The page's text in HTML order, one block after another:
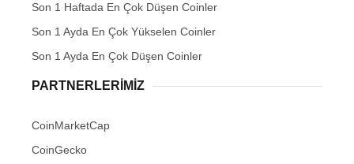
Son 1 Haftada En Çok Düşen Coinler
Son 1 Ayda En Çok Yükselen Coinler
Son 1 Ayda En Çok Düşen Coinler
PARTNERLERIMIZ
CoinMarketCap
CoinGecko